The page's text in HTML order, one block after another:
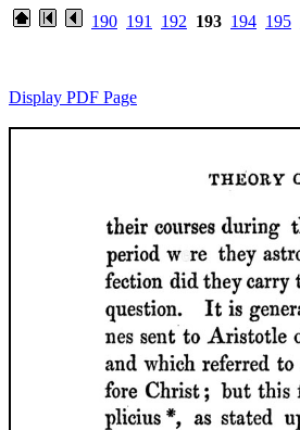
190 191 192 193 194 195
Display PDF Page